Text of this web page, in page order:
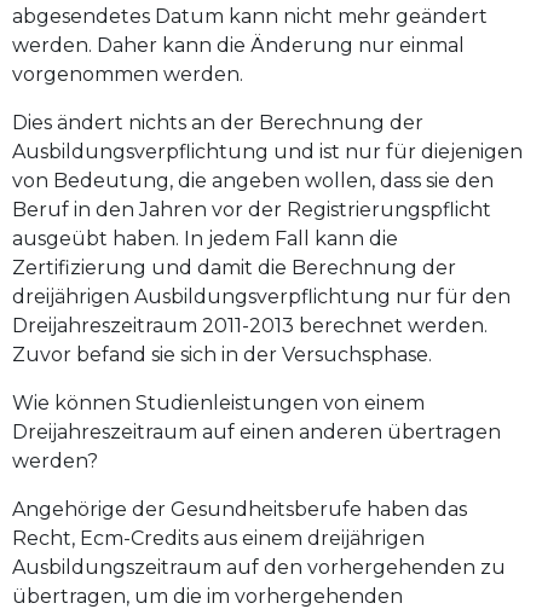
abgesendetes Datum kann nicht mehr geändert
werden. Daher kann die Änderung nur einmal
vorgenommen werden.
Dies ändert nichts an der Berechnung der
Ausbildungsverpflichtung und ist nur für diejenigen
von Bedeutung, die angeben wollen, dass sie den
Beruf in den Jahren vor der Registrierungspflicht
ausgeübt haben. In jedem Fall kann die
Zertifizierung und damit die Berechnung der
dreijährigen Ausbildungsverpflichtung nur für den
Dreijahreszeitraum 2011-2013 berechnet werden.
Zuvor befand sie sich in der Versuchsphase.
Wie können Studienleistungen von einem
Dreijahreszeitraum auf einen anderen übertragen
werden?
Angehörige der Gesundheitsberufe haben das
Recht, Ecm-Credits aus einem dreijährigen
Ausbildungszeitraum auf den vorhergehenden zu
übertragen, um die im vorhergehenden